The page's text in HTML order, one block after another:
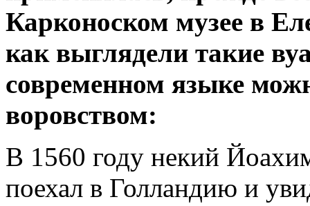
Карконоском музее в
как выглядели такие
современном языке
воровством:
В 1560 году некий
поехал в Голландию и